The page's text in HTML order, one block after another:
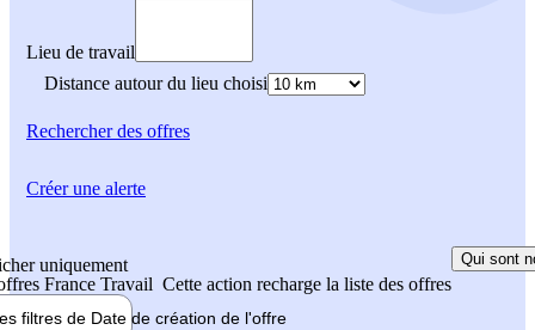
Lieu de travail
Distance autour du lieu choisi
Rechercherdes offres
uniquement
France Travail Cette action recharge la liste des offres
Qui sont
filtres de Date de création de l'offre
Créer une alerte